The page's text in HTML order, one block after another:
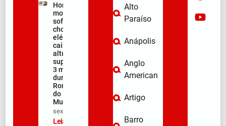
Homem
morre após
sofrer
choque
elétrico e
cair de
altura
superior a
3 metros
durante a
Romaria
do
Muquém
sex/08/2026
Leia mais »
Alto
Paraíso
Anápolis
Anglo
American
Artigo
Barro